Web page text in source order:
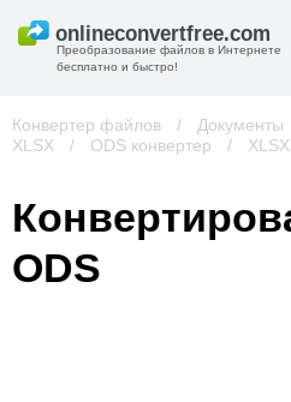
Преобразование файлов в Интернете
бесплатно и быстро!
Конвертер файлов / Документы
XLSX
/ ODS конвертер /
ODS